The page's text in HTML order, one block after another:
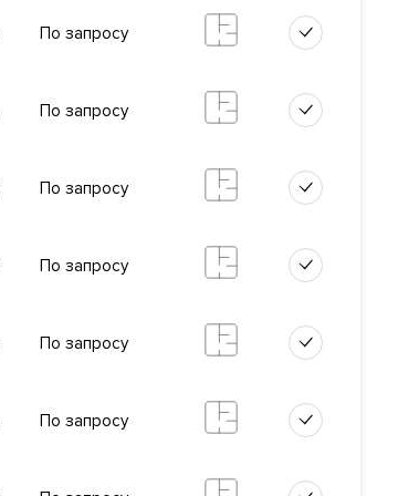
По запросу
По запросу
По запросу
По запросу
По запросу
По запросу